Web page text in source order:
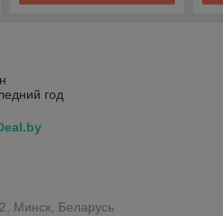
год
Минск, Беларусь